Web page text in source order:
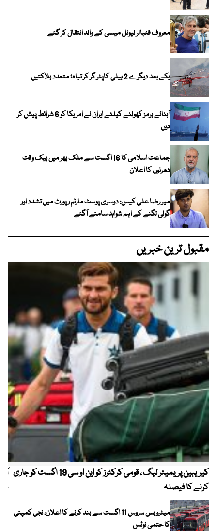
معروف فٹبالر لیونل میسی کے والد انتقال کر گئے
یکے بعد دیگرے 2 ہیلی کاپٹر گر کر تباہ؛ متعدد ہلاکتیں
آبنائے ہرمز کھولنے کیلئے ایران نے امریکا کو 6 شرائط پیش کر
دیں
جماعت اسلامی کا 16 اگست سے ملک بھر میں بیک وقت
دھرنوں کا اعلان
میر رضا علی کیس: دوسری پوسٹ مارٹم رپورٹ میں تشدد اور
گولی لگنے کے اہم شواہد سامنے آگئے
مقبول ترین خبریں
کیریبین پریمیئر لیگ ، قومی کرکٹرز کو این او سی 19 اگست کو جاری
کرنے کا فیصلہ
میٹرو بس سروس 11 اگست سے بند کرنے کا اعلان، نجی کمپنی
کا حتمی نوٹس